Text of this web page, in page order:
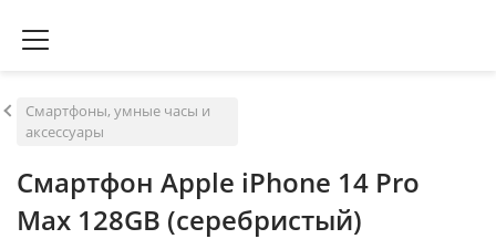
Смартфоны, умные часы и
аксессуары
Смартфон Apple iPhone 14 Pro
Max 128GB (серебристый)